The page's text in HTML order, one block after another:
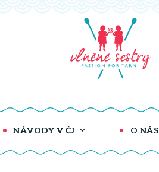
NÁVODY V ČJ O NÁS